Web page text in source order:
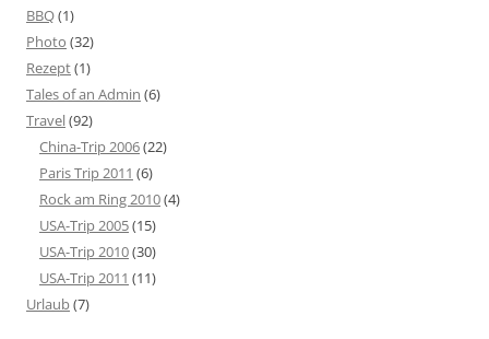
BBQ(1)
Photo (32)
Rezept(1)
Tales of an Admin (6)
Travel(92)
China-Trip 2006(22)
Paris Trip 2011 (6)
Rock am Ring 2010(4)
USA-Trip 2005(15)
USA-Trip 2010(30)
USA-Trip 2011 (11)
Urlaub(7)